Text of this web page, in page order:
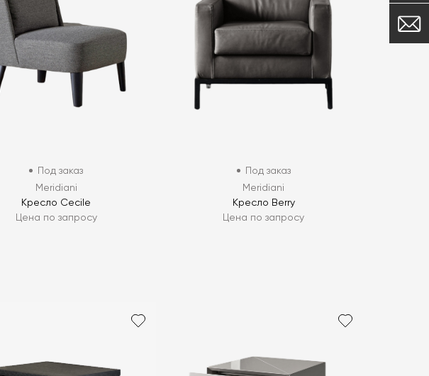
Под заказ
Meridiani
Кресло Cecile
Цена по запросу
Под заказ
Meridiani
Кресло Berry
Цена по запросу